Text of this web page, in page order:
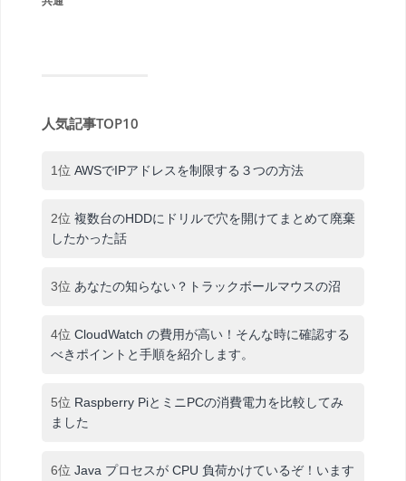
人気記事TOP10
1位 AWSでIPアドレスを制限する３つの方法
2位 複数台のHDDにドリルで穴を開けてまとめて廃棄
したかった話
3位 あなたの知らない？トラックボールマウスの沼
4位 CloudWatch の費用が高い！そんな時に確認する
べきポイントと手順を紹介します。
5位 Raspberry PiとミニPCの消費電力を比較してみ
ました
6位 Java プロセスが CPU 負荷かけているぞ！います